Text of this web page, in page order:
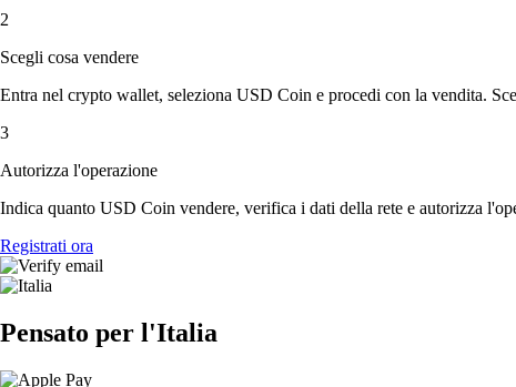
2
Scegli cosa vendere
Entra nel crypto wallet, seleziona USD Coin e procedi con la vendita.
3
Autorizza l'operazione
Indica quanto USD Coin vendere, verifica i dati della rete e autorizza
Registrati ora
Pensato per l'Italia